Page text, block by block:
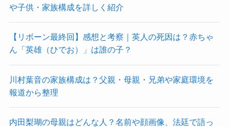
や子供・家族構成を詳しく紹介
【リボーン最終回】感想と考察｜英人の死因は？赤ちゃ
ん「英雄（ひでお）」は誰の子？
川村葉音の家族構成は？父親・母親・兄弟や家庭環境を
報道から整理
内田梨瑚の母親はどんな人？名前や顔画像、法廷で語っ